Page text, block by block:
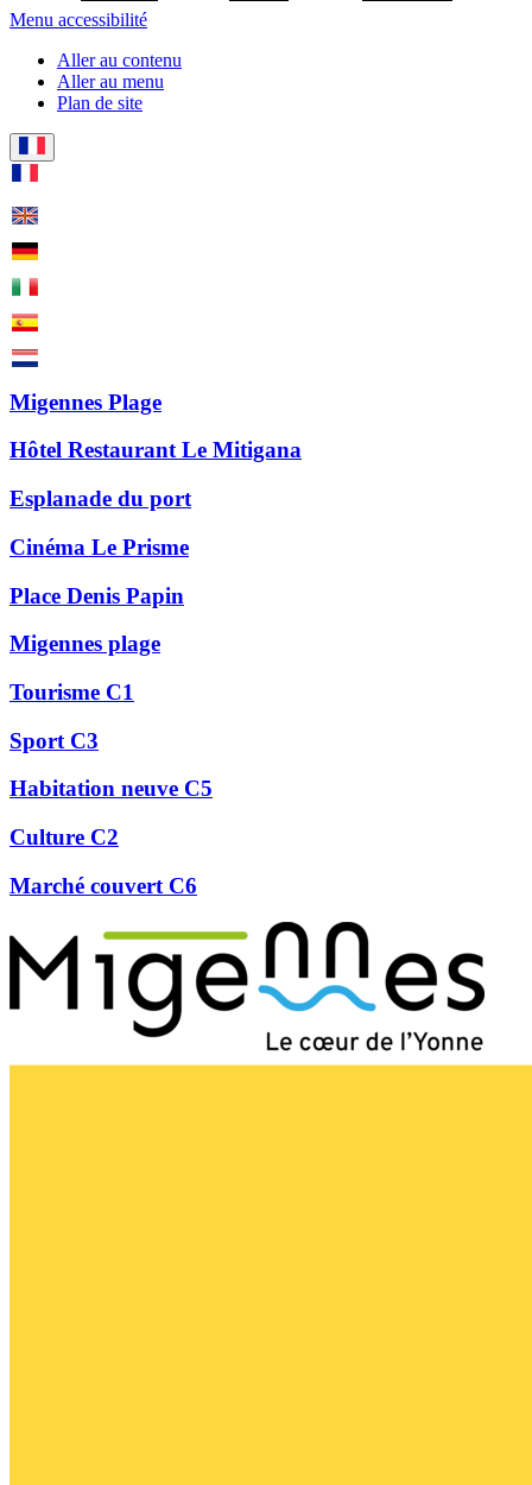
Menu accessibilité
Aller au contenu
Aller au menu
Plan de site
Migennes Plage
Hôtel Restaurant Le Mitigana
Esplanade du port
Cinéma Le Prisme
Place Denis Papin
Migennes plage
Tourisme C1
Sport C3
Habitation neuve C5
Culture C2
Marché couvert C6
Précédent
Suivant